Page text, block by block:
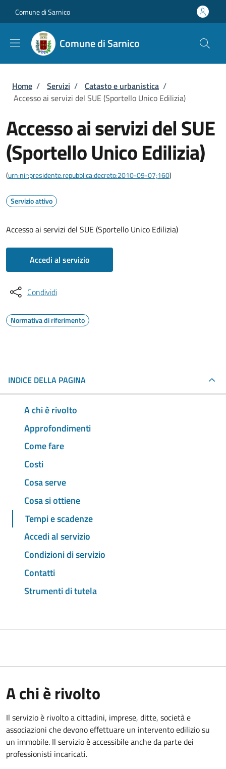
Comune di Sarnico
Comune di Sarnico
Briciole di pane
Home / Servizi / Catasto e urbanistica /
Accesso ai servizi del SUE (Sportello Unico Edilizia)
Accesso ai servizi del SUE
(Sportello Unico Edilizia)
(urn:nir:presidente.repubblica:decreto:2010-09-07;160)
Servizio attivo
Accesso ai servizi del SUE (Sportello Unico Edilizia)
Accedi al servizio
Condividi
Normativa di riferimento
INDICE DELLA PAGINA
A chi è rivolto
Approfondimenti
Come fare
Costi
Cosa serve
Cosa si ottiene
Tempi e scadenze
Accedi al servizio
Condizioni di servizio
Contatti
Strumenti di tutela
A chi è rivolto
Il servizio è rivolto a cittadini, imprese, ditte, società e
associazioni che devono effettuare un intervento edilizio su
un immobile. Il servizio è accessibile anche da parte dei
professionisti incaricati.